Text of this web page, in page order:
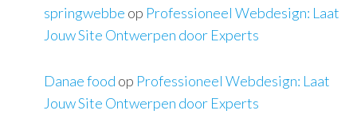
springwebbe op Professioneel Webdesign: Laat
Jouw Site Ontwerpen door Experts
Danae food op Professioneel Webdesign: Laat
Jouw Site Ontwerpen door Experts